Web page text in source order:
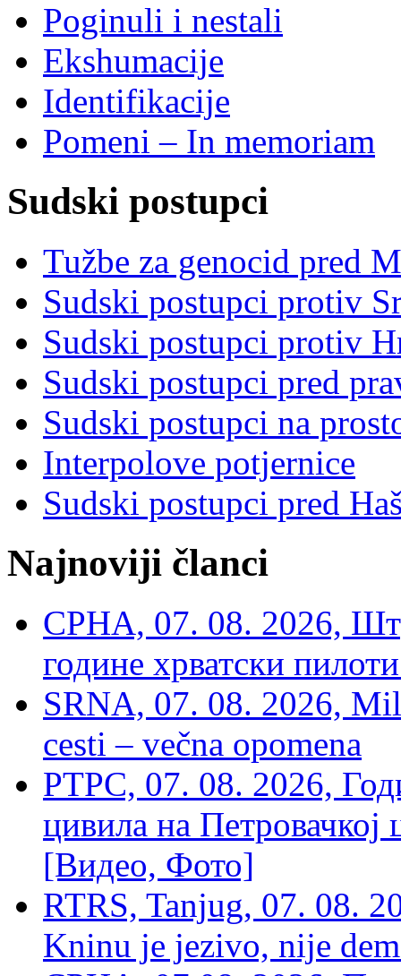
Poginuli i nestali
Ekshumacije
Identifikacije
Pomeni – In memoriam
Sudski postupci
Tužbe za genocid pred
Sudski postupci protiv
Sudski postupci protiv
Sudski postupci pred
Sudski postupci na
Interpolove potjernice
Sudski postupci pred
Najnoviji članci
СРНА, 07. 08. 2026,
године хрватски
SRNA, 07. 08. 2026,
cesti – večna opomena
РТРС, 07. 08. 2026,
цивила на Петровачкој
[Видео, Фото]
RTRS, Tanjug, 07. 08.
Kninu je jezivo, nije